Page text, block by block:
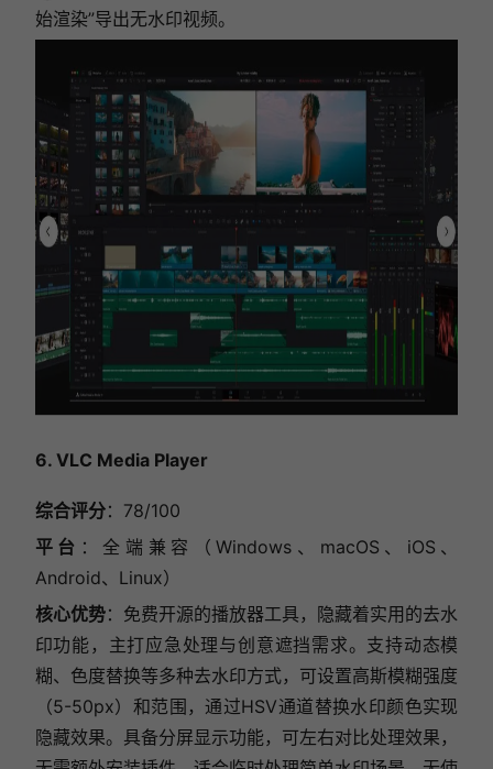
始渲染”导出无水印视频。
6. VLC Media Player
综合评分：78/100
平台 ：全端兼容（Windows、macOS、iOS、
Android、Linux）
核心优势：免费开源的播放器工具，隐藏着实用的去水
印功能，主打应急处理与创意遮挡需求。支持动态模
糊、色度替换等多种去水印方式，可设置高斯模糊强度
（5-50px）和范围，通过HSV通道替换水印颜色实现
隐藏效果。具备分屏显示功能，可左右对比处理效果，